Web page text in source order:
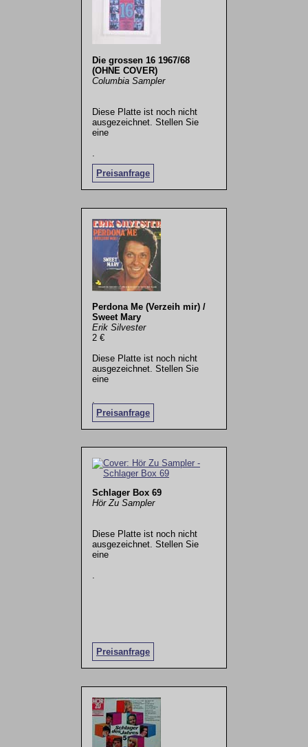
Die grossen 16 1967/68
(OHNE COVER)
Columbia Sampler
Diese Platte ist noch nicht
ausgezeichnet. Stellen Sie
eine
Preisanfrage
Perdona Me (Verzeih mir) /
Sweet Mary
Erik Silvester
2 €
Diese Platte ist noch nicht
ausgezeichnet. Stellen Sie
eine
Preisanfrage
.
Schlager Box 69
Hör Zu Sampler
Diese Platte ist noch nicht
ausgezeichnet. Stellen Sie
eine
Preisanfrage